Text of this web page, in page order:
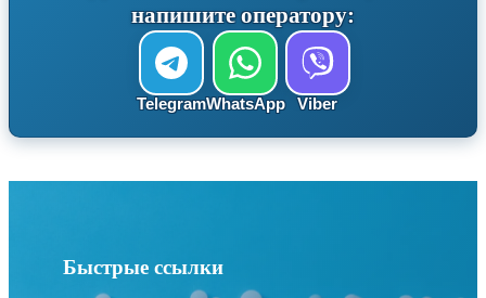
напишите оператору:
TelegramWhatsApp Viber
Быстрые ссылки